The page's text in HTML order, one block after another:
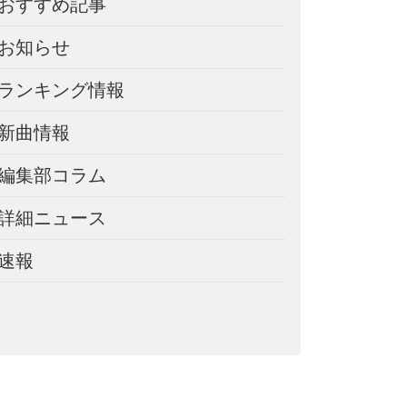
すすめ記事
知らせ
ンキング情報
曲情報
集部コラム
細ニュース
報